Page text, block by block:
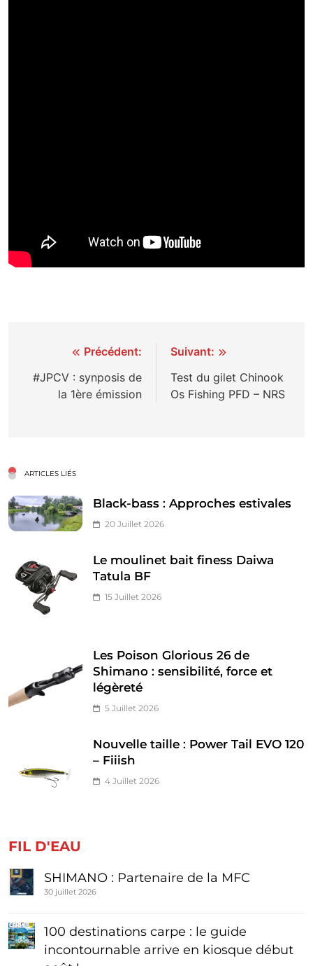
Navigation
de
l’article
Précédent:
#JPCV : synposis de
la 1ère émission
Suivant:
Test du gilet Chinook
Os Fishing PFD – NRS
ARTICLES LIÉS
Black-bass : Approches estivales
20 Juillet 2026
Le moulinet bait finess Daiwa
Tatula BF
15 Juillet 2026
Les Poison Glorious 26 de
Shimano : sensibilité, force et
légèreté
5 Juillet 2026
Nouvelle taille : Power Tail EVO 120
– Fiiish
4 Juillet 2026
FIL D'EAU
SHIMANO : Partenaire de la MFC
30 juillet 2026
100 destinations carpe : le guide
incontournable arrive en kiosque début